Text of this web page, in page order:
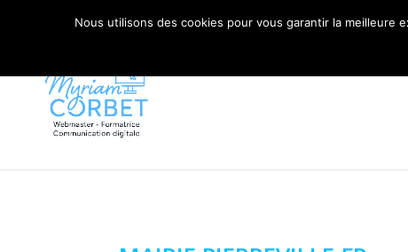
06 79 42 10 00 CONTACT@MYRIAM-CORBET.NET
Nous utilisons des cookies pour vous garantir la meilleure